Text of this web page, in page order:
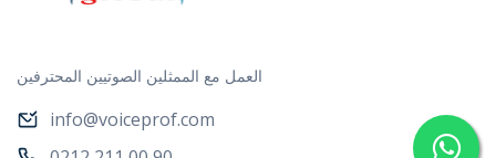
العمل مع الممثلين الصوتيين المحترفين
info@voiceprof.com